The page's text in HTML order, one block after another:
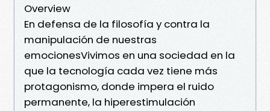
Overview
En defensa de la filosofía y contra la
manipulación de nuestras
emocionesVivimos en una sociedad en la
que la tecnología cada vez tiene más
protagonismo, donde impera el ruido
permanente, la hiperestimulación